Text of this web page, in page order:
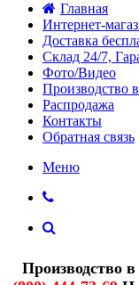
Главная
Интернет-
Доставка
Склад 24/7,
Фото/Видео
Производство
Распродажа
Контакты
Обратная связь
Меню
Производство